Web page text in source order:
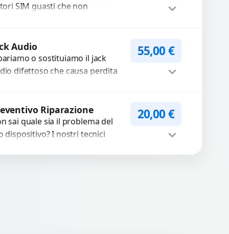
SIM guasti che non
ricambi testati
Preventivo
Audio
o sostituiamo il jack
difettoso che causa perdita
55,00€
Riparazione
sai quale sia il problema del
dispositivo? I nostri tecnici
20,00€